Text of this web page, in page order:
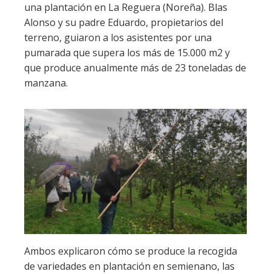
una plantación en La Reguera (Noreña). Blas
Alonso y su padre Eduardo, propietarios del
terreno, guiaron a los asistentes por una
pumarada que supera los más de 15.000 m2 y
que produce anualmente más de 23 toneladas de
manzana.
Ambos explicaron cómo se produce la recogida
de variedades en plantación en semienano, las